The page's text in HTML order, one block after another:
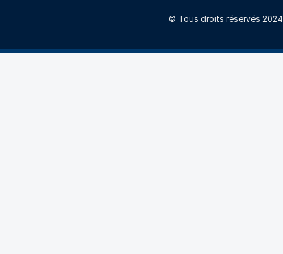
© Tous droits réservés 2024